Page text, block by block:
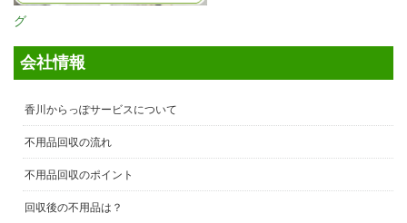
グ
会社情報
香川からっぽサービスについて
不用品回収の流れ
不用品回収のポイント
回収後の不用品は？